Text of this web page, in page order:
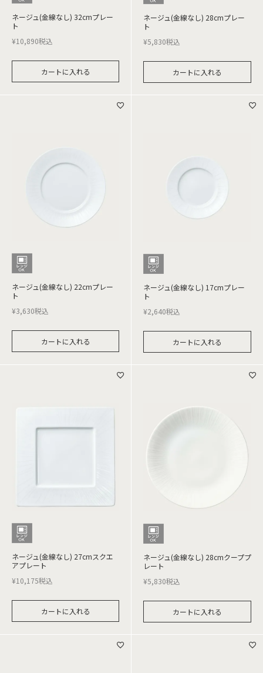
ネージュ(金線なし) 32cmプレー
ト
¥10,890税込
カートに入れる
ネージュ(金線なし) 28cmプレー
ト
¥5,830税込
カートに入れる
ネージュ(金線なし) 22cmプレー
ト
¥3,630税込
カートに入れる
ネージュ(金線なし) 17cmプレー
ト
¥2,640税込
カートに入れる
ネージュ(金線なし) 27cmスクエ
アプレート
¥10,175税込
カートに入れる
ネージュ(金線なし) 28cmクーププ
レート
¥5,830税込
カートに入れる